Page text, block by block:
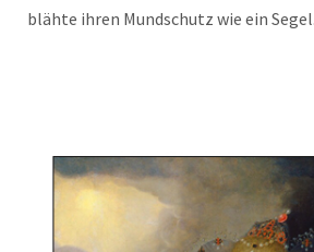
bläh­te ihren Mund­schutz wie ein